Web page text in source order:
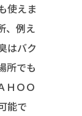
使えま
、例え
はバク
所でも
ＨＯＯ
能で